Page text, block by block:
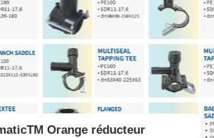
Orange réducteur